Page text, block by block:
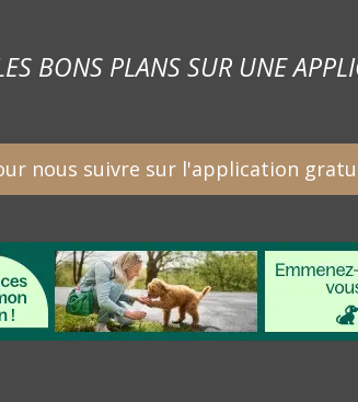
BONS PLANS SUR UNE
nous suivre sur l'application